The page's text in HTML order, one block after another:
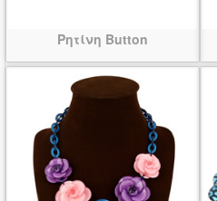
Ρητίνη Button